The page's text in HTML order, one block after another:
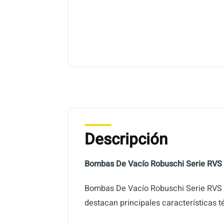
Descripción
Bombas De Vacío Robuschi Serie RVS
Bombas De Vacío Robuschi Serie
destacan principales características